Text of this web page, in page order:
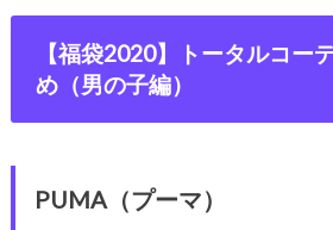
【福袋2020】トータルコー
め（男の子編）
PUMA（プーマ）